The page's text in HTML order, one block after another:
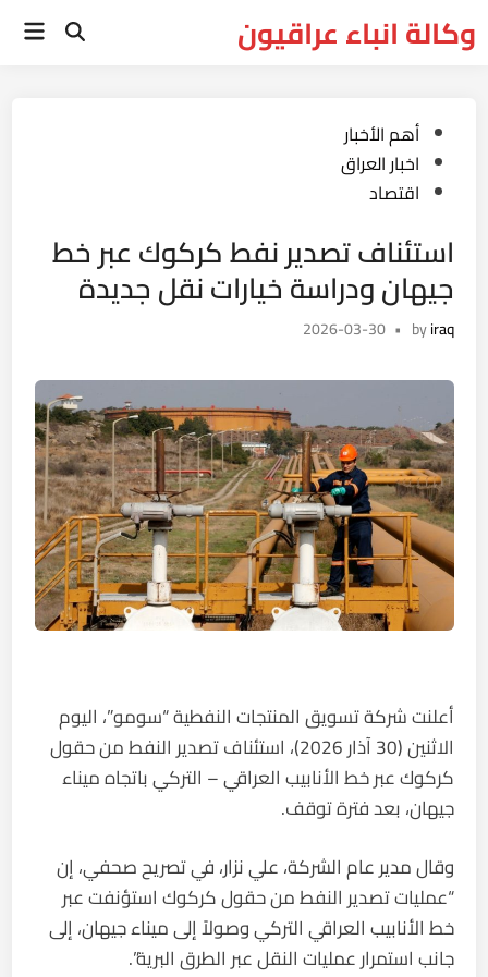
toوكالة انباء عراقيون Open
Posted
in
أهم الأخبار
اخبار العراق
اقتصاد
استئناف تصدير نفط كركوك عبر خط
جيهان ودراسة خيارات نقل جديدة
byiraq
•
2026-03-30
أعلنت شركة تسويق المنتجات النفطية “سومو”، اليوم
الاثنين (30 آذار 2026)، استئناف تصدير النفط من حقول
كركوك عبر خط الأنابيب العراقي – التركي باتجاه ميناء
جيهان، بعد فترة توقف.
وقال مدير عام الشركة، علي نزار، في تصريح صحفي، إن
“عمليات تصدير النفط من حقول كركوك استؤنفت عبر
خط الأنابيب العراقي التركي وصولاً إلى ميناء جيهان، إلى
جانب استمرار عمليات النقل عبر الطرق البرية”.